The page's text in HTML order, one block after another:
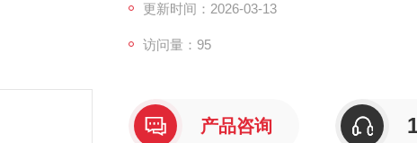
更新时间：2026-03-13
访问量：95
产品咨询